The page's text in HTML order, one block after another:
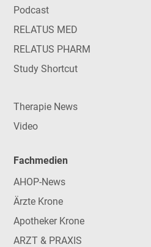
Podcast
RELATUS MED
RELATUS PHARM
Study Shortcut
Therapie News
Video
Fachmedien
AHOP-News
Ärzte Krone
Apotheker Krone
ARZT & PRAXIS